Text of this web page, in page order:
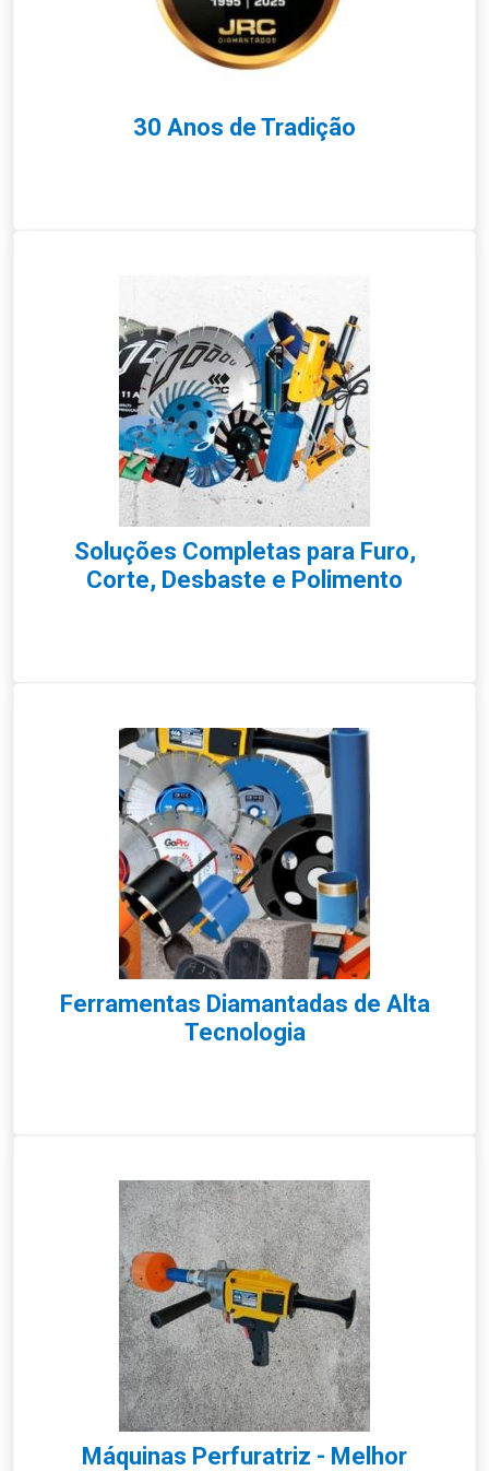
30 Anos de Tradição
Soluções Completas para Furo,
Corte, Desbaste e Polimento
Ferramentas Diamantadas de Alta
Tecnologia
Máquinas Perfuratriz - Melhor